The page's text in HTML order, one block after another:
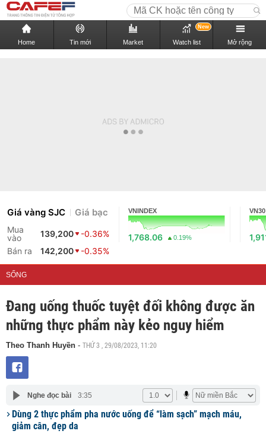
Home Tin mới Market Watch list
New
Mở rộng
Giá vàng SJC Giá bạc
Mua
vào
139,200
-0.36%
Bán ra
142,200 -0.35%
VNINDEX
1,768.06 0.19%
VN30
SỐNG
Đang uống thuốc tuyệt đối không được ăn
những thực phẩm này kẻo nguy hiểm
Theo Thanh Huyền - THỨ 3 , 29/08/2023, 11:20
Nghe đọc bài 3:35
Dùng 2 thực phẩm pha nước uống để “làm sạch” mạch máu,
giảm cân, đẹp da